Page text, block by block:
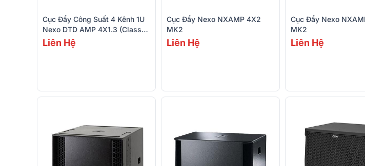
Cục Đẩy Công Suất 4 Kênh 1U
Nexo DTD AMP 4X1.3 (Class
TD, 750W)
Liên Hệ
Cục Đẩy Nexo NXAMP 4X2
MK2
Liên Hệ
Cục Đẩy Nexo
MK2
Liên Hệ